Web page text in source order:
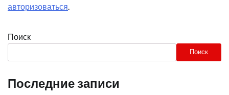
авторизоваться.
Поиск
Поиск
Последние записи